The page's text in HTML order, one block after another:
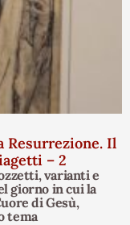
Resurrezione. Il
– 2
varianti e
giorno in cui la
di Gesù,
tema